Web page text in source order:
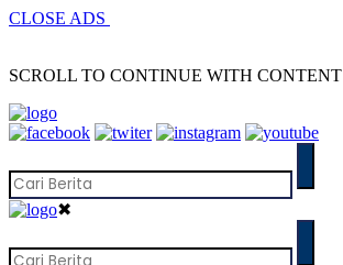
CLOSE ADS
SCROLL TO CONTINUE WITH CONTENT
✖